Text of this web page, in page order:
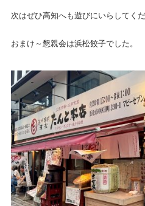
次はぜひ高知へも遊びにいらしてくだ
おまけ～懇親会は浜松餃子でした。